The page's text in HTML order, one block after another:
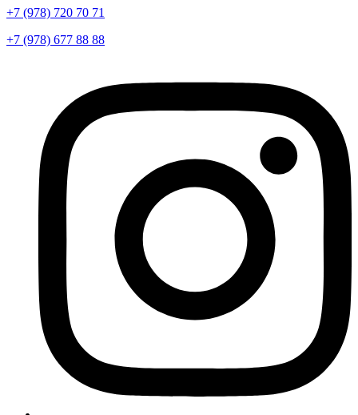
+7 (978) 720 70 71
+7 (978) 677 88 88